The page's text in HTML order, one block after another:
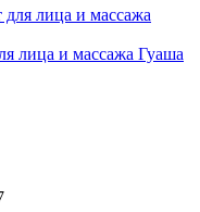
лица и массажа Гуаша